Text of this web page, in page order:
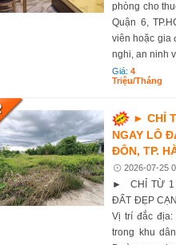
phòng cho
Quận 6,
viên hoặc gia
nghi, an ninh
Giá:4
Triệu/tháng
► CHỈ
NGAY LÔ
ĐÔN, TP.
2026-07-25
► CHỈ TỪ 1
ĐẤT ĐẸP
Vị trí đắc địa:
trong khu